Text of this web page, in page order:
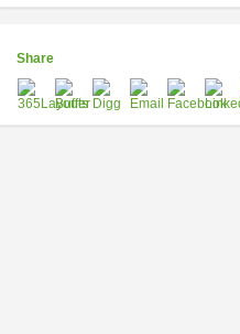
Share